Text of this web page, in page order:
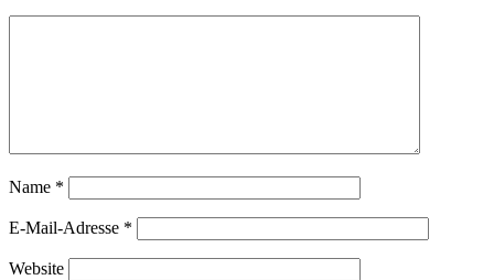
Name *
E-Mail-Adresse *
Website